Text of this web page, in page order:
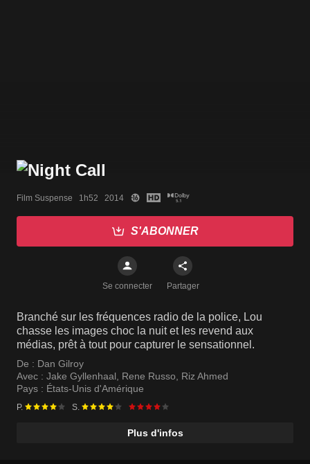
Film Suspense   1h52   2014
S'ABONNER
Se connecter Partager
Branché sur les fréquences radio de la police, Lou
chasse les images choc la nuit et les revend aux
médias, prêt à tout pour capturer le sensationnel.
De : Dan Gilroy
Avec : Jake Gyllenhaal, Rene Russo, Riz Ahmed
Pays : États-Unis d'Amérique
P. S.
Plus d'infos